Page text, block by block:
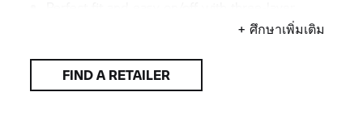
hand
Wear-resistant SuperFabric on the ball of the
+ ศึกษาเพิ่มเติม
FIND A RETAILER